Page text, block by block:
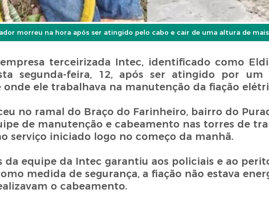
morreu na hora após ser atingido pelo cabo e cair de uma altura de
terceirizada Intec, identificado como
segunda-feira, 12, após ser atingido por
ele trabalhava na manutenção da fiação
no ramal do Braço do Farinheiro, bairro do
de manutenção e cabeamento nas torres de
serviço iniciado logo no começo da manhã.
da equipe da Intec garantiu aos policiais e ao
medida de segurança, a fiação não estava
o cabeamento.